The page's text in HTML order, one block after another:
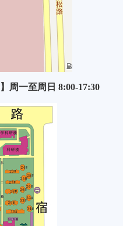
周一至周日 8:00-17:30